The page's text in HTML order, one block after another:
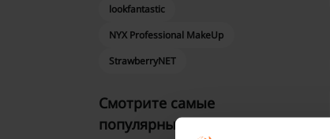
lookfantastic
NYX Professional MakeUp
StrawberryNET
Смотрите самые
популярные купоны и